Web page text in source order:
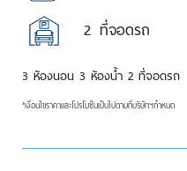
2 ที่จอดรถ
3 ห้องนอน 3 ห้องน้ำ 2 ที่จอดรถ
*เงื่อนไขราคาและโปรโมชั่นเป็นไปตามที่บริษัทฯกำหนด